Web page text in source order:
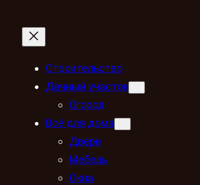
Строительство
Дачный участок
Огород
Всё для дома
Двери
Мебель
Окна